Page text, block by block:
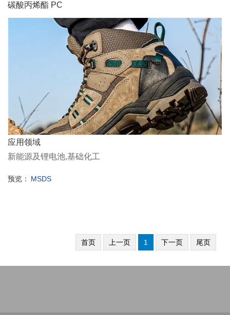
碳酸丙烯酯 PC
应用领域
新能源及锂电池,基础化工
预览： MSDS
首页 上一页 1 下一页 尾页